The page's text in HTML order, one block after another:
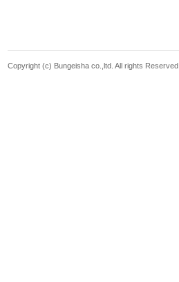
Copyright (c) Bungeisha co.,ltd. All rights Reserved.